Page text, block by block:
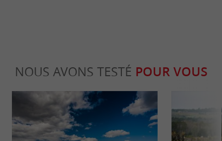
NOUS AVONS TESTÉ POUR VOUS